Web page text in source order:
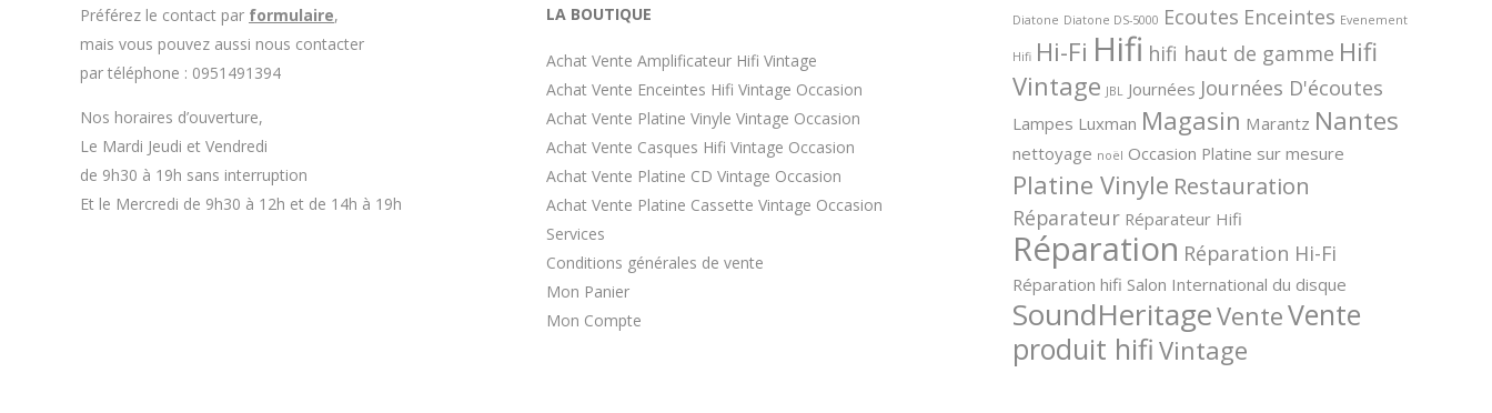
Préférez le contact par formulaire,
mais vous pouvez aussi nous contacter
par téléphone : 0951491394
Nos horaires d’ouverture,
Le Mardi Jeudi et Vendredi
de 9h30 à 19h sans interruption
Et le Mercredi de 9h30 à 12h et de 14h à 19h
LA BOUTIQUE
Achat Vente Amplificateur Hifi Vintage
Achat Vente Enceintes Hifi Vintage Occasion
Achat Vente Platine Vinyle Vintage Occasion
Achat Vente Casques Hifi Vintage Occasion
Achat Vente Platine CD Vintage Occasion
Achat Vente Platine Cassette Vintage Occasion
Services
Conditions générales de vente
Mon Panier
Mon Compte
Diatone Diatone DS-5000 Ecoutes Enceintes Evenement
Hifi Hi-Fi Hifi hifi haut de gamme Hifi
Vintage JBL Journées Journées D'écoutes
Lampes Luxman Magasin Marantz Nantes
nettoyage noël Occasion Platine sur mesure
Platine Vinyle Restauration
Réparateur Réparateur Hifi
Réparation Réparation Hi-Fi
Réparation hifi Salon International du disque
SoundHeritageVenteVente
produit hifi Vintage